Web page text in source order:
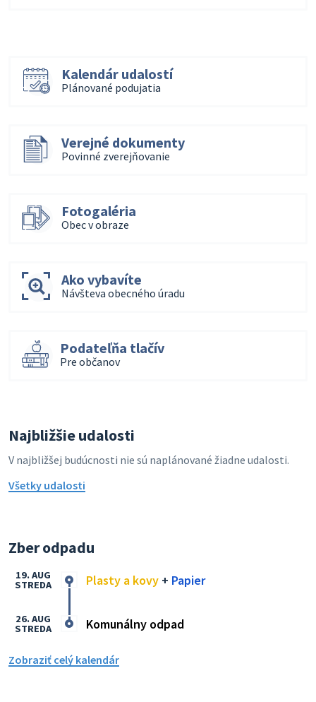
Kalendár udalostí
Plánované podujatia
Verejné dokumenty
Povinné zverejňovanie
Fotogaléria
Obec v obraze
Ako vybavíte
Návšteva obecného úradu
Podateľňa tlačív
Pre občanov
Najbližšie udalosti
V najbližšej budúcnosti nie sú naplánované žiadne udalosti.
Všetky udalosti
Zber odpadu
Plasty a kovy + Papier
19. AUG
STREDA
Komunálny odpad
26. AUG
STREDA
Zobraziť celý kalendár